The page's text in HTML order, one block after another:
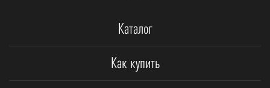
Каталог
Как купить